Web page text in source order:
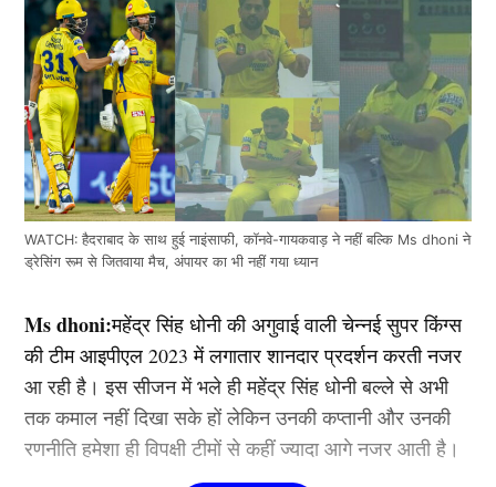
WATCH: हैदराबाद के साथ हुई नाइंसाफी, कॉनवे-गायकवाड़ ने नहीं बल्कि Ms dhoni ने
ड्रेसिंग रूम से जितवाया मैच, अंपायर का भी नहीं गया ध्यान
Ms dhoni:महेंद्र सिंह धोनी की अगुवाई वाली चेन्नई सुपर किंग्स
की टीम आइपीएल 2023 में लगातार शानदार प्रदर्शन करती नजर
आ रही है। इस सीजन में भले ही महेंद्र सिंह धोनी बल्ले से अभी
तक कमाल नहीं दिखा सके हों लेकिन उनकी कप्तानी और उनकी
रणनीति हमेशा ही विपक्षी टीमों से कहीं ज्यादा आगे नजर आती है।